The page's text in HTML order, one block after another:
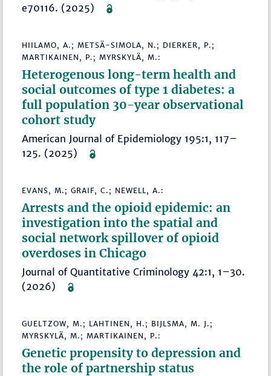
e70116. (2025)
HIILAMO, A.; METSÄ-SIMOLA, N.; DIERKER, P.;
MARTIKAINEN, P.; MYRSKYLÄ, M.:
Heterogenous long-term health and
social outcomes of type 1 diabetes: a
full population 30-year observational
cohort study
American Journal of Epidemiology 195:1, 117–
125. (2025)
EVANS, M.; GRAIF, C.; NEWELL, A.:
Arrests and the opioid epidemic: an
investigation into the spatial and
social network spillover of opioid
overdoses in Chicago
Journal of Quantitative Criminology 42:1, 1–30.
(2026)
GUELTZOW, M.; LAHTINEN, H.; BIJLSMA, M. J.;
MYRSKYLÄ, M.; MARTIKAINEN, P.:
Genetic propensity to depression and
the role of partnership status